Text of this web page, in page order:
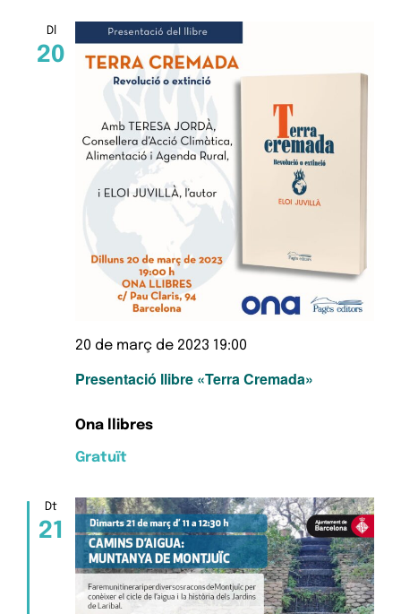
Dl
20
Presentació llibre «Terra Cremada»
20 de març de 2023 19:00
Ona llibres
Gratuït
Dt
21